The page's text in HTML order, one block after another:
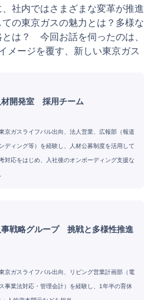
社内ではさまざまな変革が推進
の東京ガスの魅力とは？多様な
は？ 今回お話を伺ったのは、
メージを覆す、新しい東京ガス
開発室 採用チーム
京ガスライフバル出向、法人営業、広報部（報道
ディング等）を経験し、人材公募制度を活用して
対応をはじめ、入社後のオンボーディング支援な
戦略グループ 挑戦と多様性推進
京ガスライフバル出向、リビング営業計画部（電
事業法対応・管理会計）を経験し、1年半の育休